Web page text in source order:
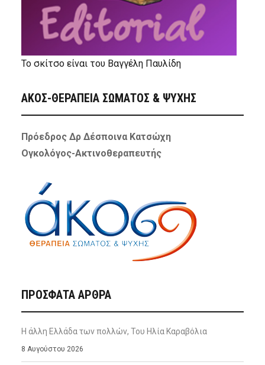
Το σκίτσο είναι του Βαγγέλη Παυλίδη
ΑΚΟΣ-ΘΕΡΑΠΕΙΑ ΣΩΜΑΤΟΣ & ΨΥΧΗΣ
Πρόεδρος Δρ Δέσποινα Κατσώχη
Ογκολόγος-Ακτινοθεραπευτής
ΠΡΌΣΦΑΤΑ ΆΡΘΡΑ
Η άλλη Ελλάδα των πολλών, Του Ηλία Καραβόλια
8 Αυγούστου 2026